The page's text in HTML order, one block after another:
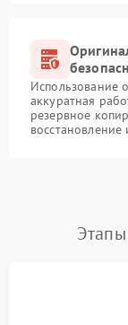
Использование
аккуратная
резервное